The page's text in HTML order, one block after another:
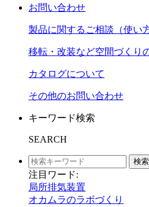
お問い合わせ
製品に関するご相談（使い
移転・改装など空間づくり
カタログについて
その他のお問い合わせ
キーワード検索
SEARCH
検索
注目ワード:
局所排気装置
オカムラのラボづくり